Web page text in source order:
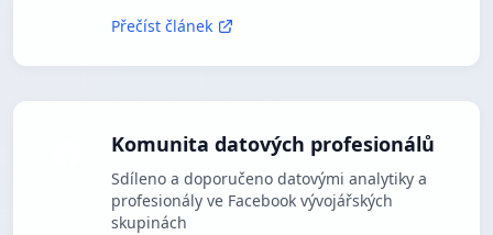
Přečíst článek
Komunita datových profesionálů
Sdíleno a doporučeno datovými analytiky a
profesionály ve Facebook vývojářských
skupinách